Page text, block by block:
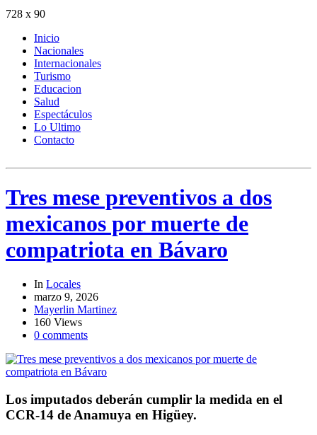
728 x 90
Inicio
Nacionales
Internacionales
Turismo
Educacion
Salud
Espectáculos
Lo Ultimo
Contacto
Tres mese preventivos a dos
mexicanos por muerte de
compatriota en Bávaro
In Locales
marzo 9, 2026
Mayerlin Martinez
160 Views
0 comments
Los imputados deberán cumplir la medida en el
CCR-14 de Anamuya en Higüey.